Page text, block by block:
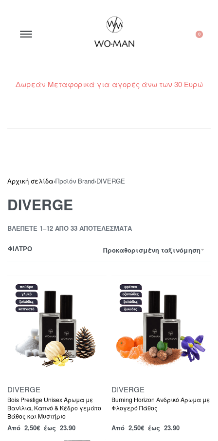
0
Δωρεάν Μεταφορικά για αγορές άνω των 30 Ευρώ
Αρχική σελίδα›Προϊόν Brand›DIVERGE
DIVERGE
ΒΛΈΠΕΤΕ 1–12 ΑΠΌ 33 ΑΠΟΤΕΛΈΣΜΑΤΑ
Προκαθορισμένη ταξινόμηση
ΦΙΛΤΡΟ
DIVERGE
Bois Prestige Unisex Άρωμα με
Βανίλια, Καπνό & Κέδρο γεμάτο
Βάθος και Μυστήριο
Από 2,50€ έως 23.90
DIVERGE
Burning Horizon Ανδρικό Άρωμα με
Φλογερό Πάθος
Από 2,50€ έως 23.90